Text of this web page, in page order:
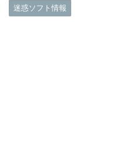
迷惑ソフト情報